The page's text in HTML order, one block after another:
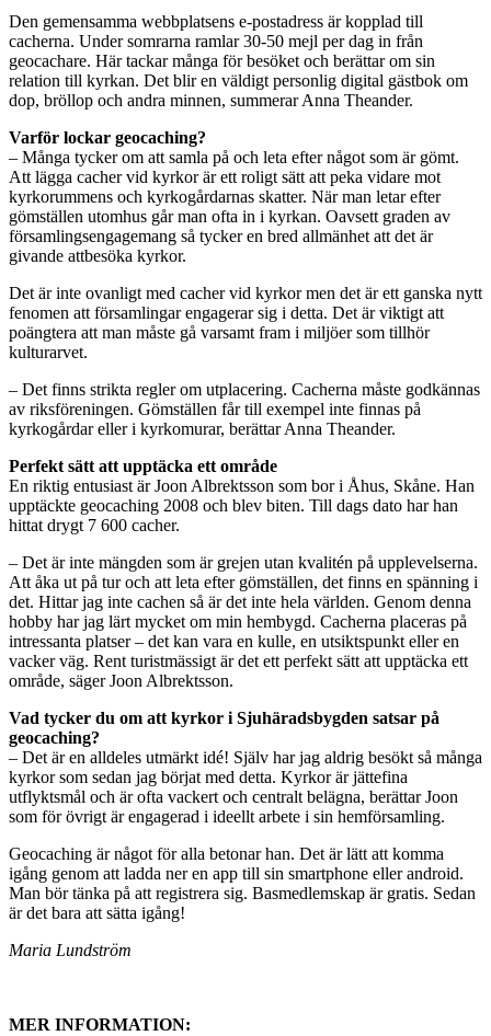
Den gemensamma webbplatsens e-postadress är kopplad till
cacherna. Under somrarna ramlar 30-50 mejl per dag in från
geocachare. Här tackar många för besöket och berättar om sin
relation till kyrkan. Det blir en väldigt personlig digital gästbok om
dop, bröllop och andra minnen, summerar Anna Theander.
Varför lockar geocaching?
– Många tycker om att samla på och leta efter något som är gömt.
Att lägga cacher vid kyrkor är ett roligt sätt att peka vidare mot
kyrkorummens och kyrkogårdarnas skatter. När man letar efter
gömställen utomhus går man ofta in i kyrkan. Oavsett graden av
församlingsengagemang så tycker en bred allmänhet att det är
givande attbesöka kyrkor.
Det är inte ovanligt med cacher vid kyrkor men det är ett ganska nytt
fenomen att församlingar engagerar sig i detta. Det är viktigt att
poängtera att man måste gå varsamt fram i miljöer som tillhör
kulturarvet.
– Det finns strikta regler om utplacering. Cacherna måste godkännas
av riksföreningen. Gömställen får till exempel inte finnas på
kyrkogårdar eller i kyrkomurar, berättar Anna Theander.
Perfekt sätt att upptäcka ett område
En riktig entusiast är Joon Albrektsson som bor i Åhus, Skåne. Han
upptäckte geocaching 2008 och blev biten. Till dags dato har han
hittat drygt 7 600 cacher.
– Det är inte mängden som är grejen utan kvalitén på upplevelserna.
Att åka ut på tur och att leta efter gömställen, det finns en spänning i
det. Hittar jag inte cachen så är det inte hela världen. Genom denna
hobby har jag lärt mycket om min hembygd. Cacherna placeras på
intressanta platser – det kan vara en kulle, en utsiktspunkt eller en
vacker väg. Rent turistmässigt är det ett perfekt sätt att upptäcka ett
område, säger Joon Albrektsson.
Vad tycker du om att kyrkor i Sjuhäradsbygden satsar på
geocaching?
– Det är en alldeles utmärkt idé! Själv har jag aldrig besökt så många
kyrkor som sedan jag börjat med detta. Kyrkor är jättefina
utflyktsmål och är ofta vackert och centralt belägna, berättar Joon
som för övrigt är engagerad i ideellt arbete i sin hemförsamling.
Geocaching är något för alla betonar han. Det är lätt att komma
igång genom att ladda ner en app till sin smartphone eller android.
Man bör tänka på att registrera sig. Basmedlemskap är gratis. Sedan
är det bara att sätta igång!
Maria Lundström
MER INFORMATION: